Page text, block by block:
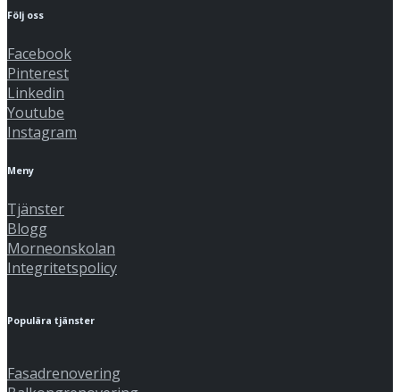
Följ oss
Facebook
Pinterest
Linkedin
Youtube
Instagram
Meny
Tjänster
Blogg
Morneonskolan
Integritetspolicy
Populära tjänster
Fasadrenovering